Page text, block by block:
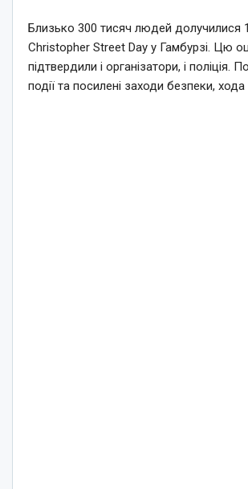
Близько 300 тисяч людей долучилися
Christopher Street Day у Гамбурзі. Цю
підтвердили і організатори, і поліція.
події та посилені заходи безпеки,